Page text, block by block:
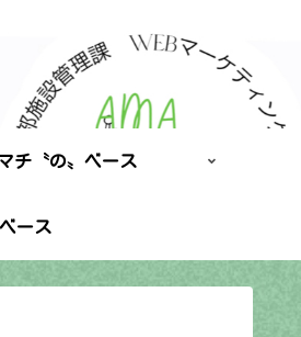
チ〝の〟ベース
ース